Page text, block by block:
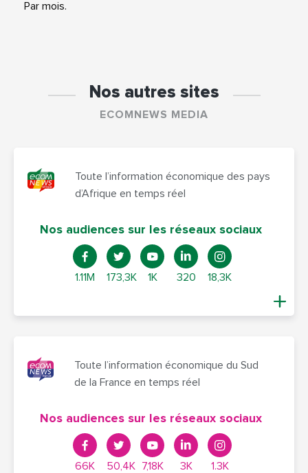
Par mois.
Nos autres sites
ECOMNEWS MEDIA
Toute l’information économique des pays
d’Afrique en temps réel
Nos audiences sur les réseaux sociaux
1.11M 173,3K 1K 320 18,3K
Toute l’information économique du Sud
de la France en temps réel
Nos audiences sur les réseaux sociaux
66K 50,4K 7,18K 3K 1.3K